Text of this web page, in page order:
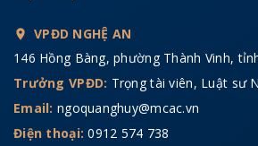
VPĐD NGHỆ AN
146 Hồng Bàng, phường Thành Vinh,
Trưởng VPĐD: Trọng tài viên, Luật sư
Email: ngoquanghuy@mcac.vn
Điện thoại:0912 574 738